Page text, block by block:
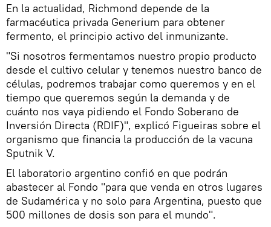
En la actualidad, Richmond depende de la
farmacéutica privada Generium para obtener
fermento, el principio activo del inmunizante.
"Si nosotros fermentamos nuestro propio producto
desde el cultivo celular y tenemos nuestro banco de
células, podremos trabajar como queremos y en el
tiempo que queremos según la demanda y de
cuánto nos vaya pidiendo el Fondo Soberano de
Inversión Directa (RDIF)", explicó Figueiras sobre el
organismo que financia la producción de la vacuna
Sputnik V.
El laboratorio argentino confió en que podrán
abastecer al Fondo "para que venda en otros lugares
de Sudamérica y no solo para Argentina, puesto que
500 millones de dosis son para el mundo".